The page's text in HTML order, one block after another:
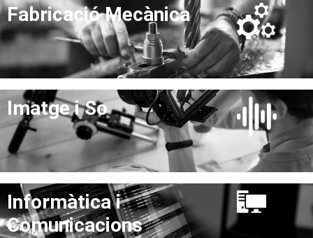
Fabricació Mecànica
Imatge i So
Informàtica i
Comunicacions